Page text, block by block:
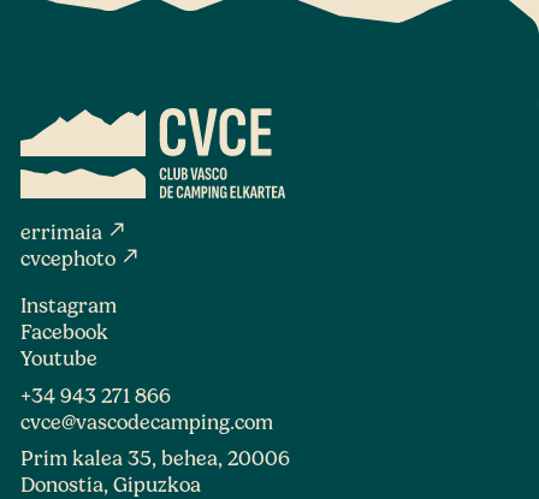
errimaia north_east
cvcephoto north_east
Instagram
Facebook
Youtube
+34 943 271 866
cvce@vascodecamping.com
Prim kalea 35, behea, 20006
Donostia, Gipuzkoa